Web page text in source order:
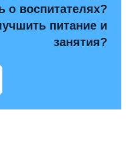
о воспитателях?
питание и
занятия?